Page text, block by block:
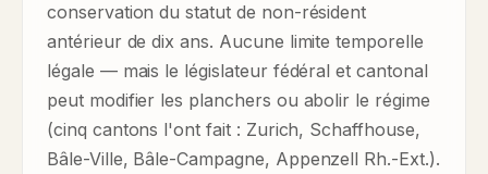
conservation du statut de non-résident
antérieur de dix ans. Aucune limite temporelle
légale — mais le législateur fédéral et cantonal
peut modifier les planchers ou abolir le régime
(cinq cantons l'ont fait : Zurich, Schaffhouse,
Bâle-Ville, Bâle-Campagne, Appenzell Rh.-Ext.).